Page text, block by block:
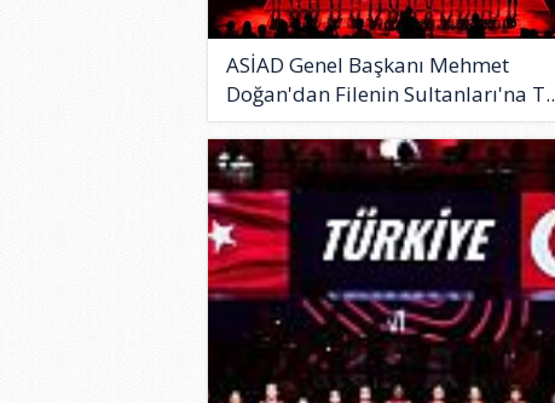
ASİAD Genel Başkanı Mehmet
Doğan'dan Filenin Sultanları'na T..